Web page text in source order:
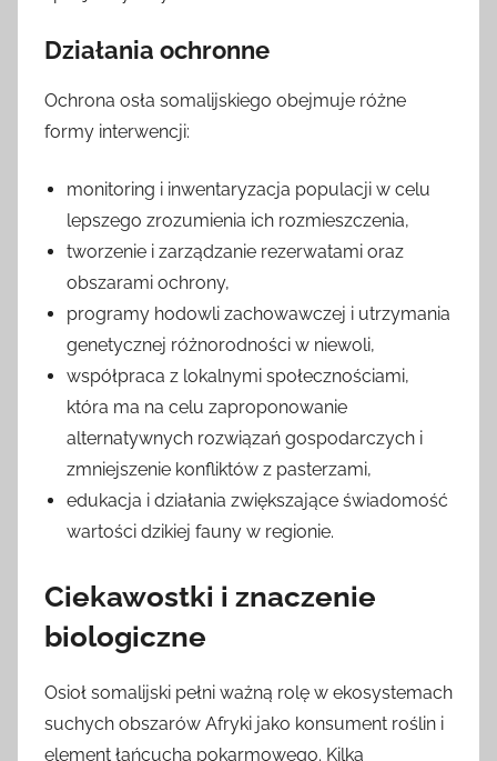
Działania ochronne
Ochrona osła somalijskiego obejmuje różne
formy interwencji:
monitoring i inwentaryzacja populacji w celu
lepszego zrozumienia ich rozmieszczenia,
tworzenie i zarządzanie rezerwatami oraz
obszarami ochrony,
programy hodowli zachowawczej i utrzymania
genetycznej różnorodności w niewoli,
współpraca z lokalnymi społecznościami,
która ma na celu zaproponowanie
alternatywnych rozwiązań gospodarczych i
zmniejszenie konfliktów z pasterzami,
edukacja i działania zwiększające świadomość
wartości dzikiej fauny w regionie.
Ciekawostki i znaczenie
biologiczne
Osioł somalijski pełni ważną rolę w ekosystemach
suchych obszarów Afryki jako konsument roślin i
element łańcucha pokarmowego. Kilka